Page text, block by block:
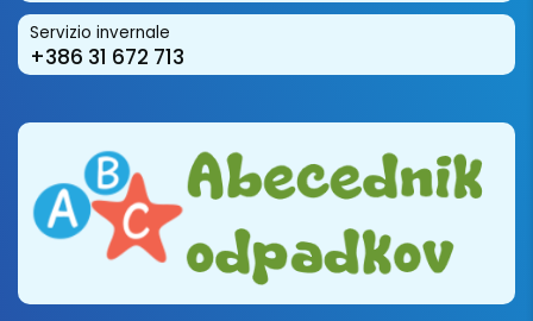
Servizio invernale
+386 31 672 713